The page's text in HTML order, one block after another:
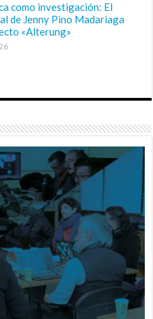
como investigación: El
de Jenny Pino Madariaga
«Alterung»